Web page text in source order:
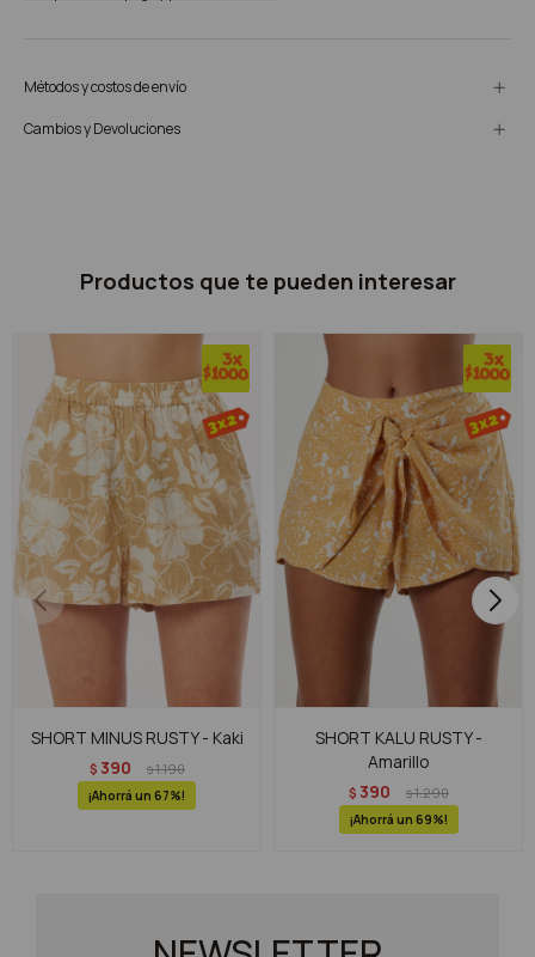
Métodos y costos de envío
Cambios y Devoluciones
Productos que te pueden interesar
SHORT MINUS RUSTY - Kaki
$ 390 $1.190
67
SHORT KALU RUSTY -
Amarillo
$ 390 $1.290
69